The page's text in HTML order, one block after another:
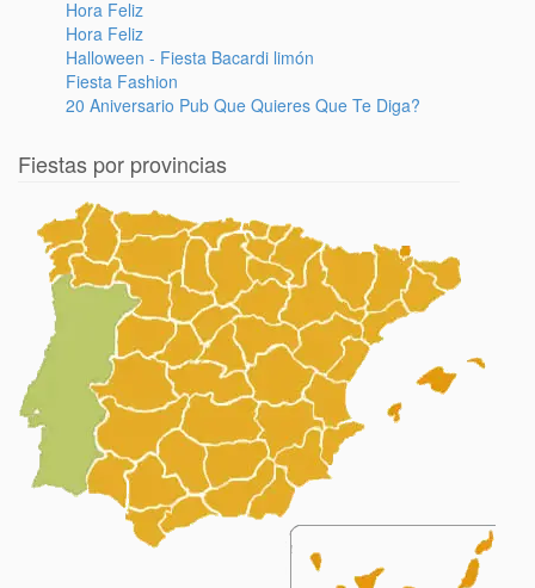
Hora Feliz
Hora Feliz
Halloween - Fiesta Bacardi limón
Fiesta Fashion
20 Aniversario Pub Que Quieres Que Te Diga?
Fiestas por provincias